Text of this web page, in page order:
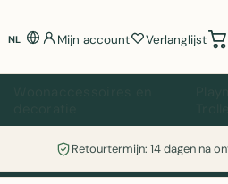
NL Mijn account Verlanglijst
Retourtermijn: 14 dagen na